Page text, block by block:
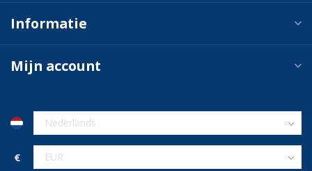
Informatie
Mijn account
€